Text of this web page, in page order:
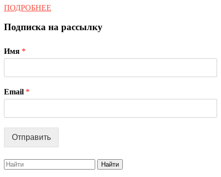
последствия
ПОДРОБНЕЕ
Подписка на рассылку
Имя *
Email *
Отправить
Search
for: